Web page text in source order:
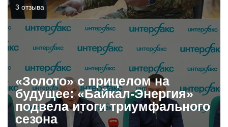
3 отзыва
«Золото» с прицелом на
будущее: «Байкал-Энергия»
подвела итоги триумфального
сезона